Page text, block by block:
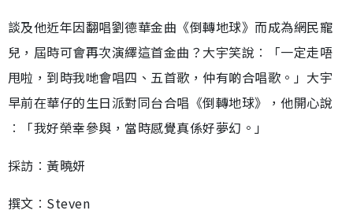
談及他近年因翻唱劉德華金曲《倒轉地球》而成為網民寵
兒，屆時可會再次演繹這首金曲？大宇笑說︰「一定走唔
甩啦，到時我哋會唱四、五首歌，仲有啲合唱歌。」大宇
早前在華仔的生日派對同台合唱《倒轉地球》，他開心說
︰「我好榮幸參與，當時感覺真係好夢幻。」
採訪︰黃曉妍
撰文︰Steven